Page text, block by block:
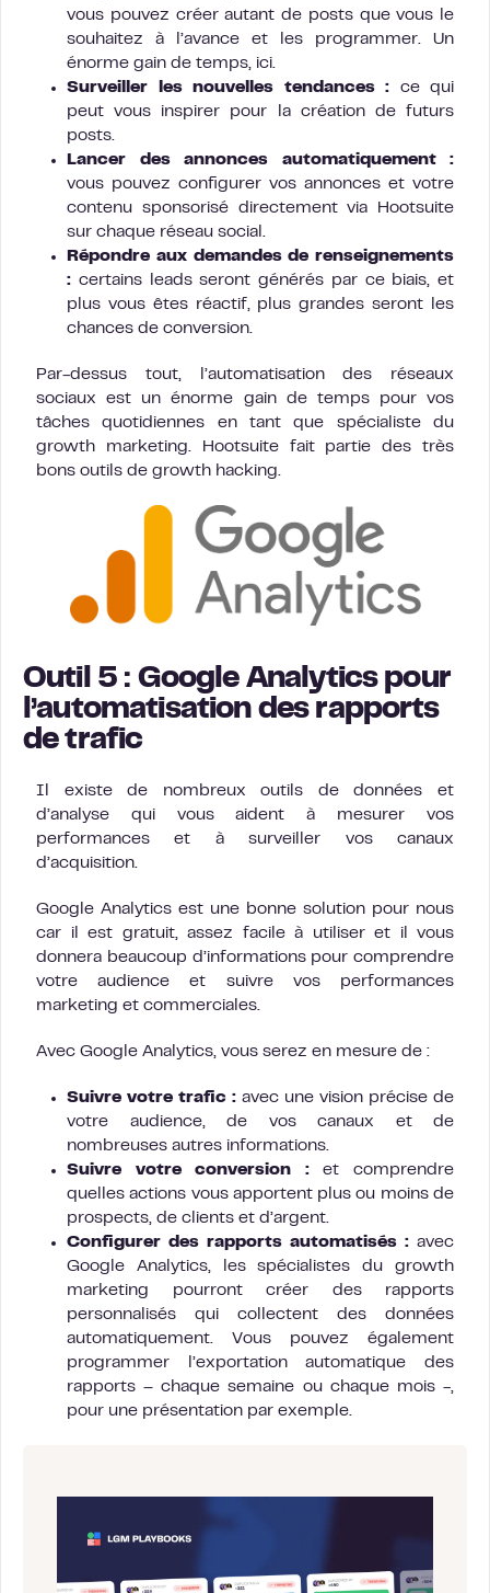
vous pouvez créer autant de posts que vous le
souhaitez à l’avance et les programmer. Un
énorme gain de temps, ici.
Surveiller les nouvelles tendances : ce qui
peut vous inspirer pour la création de futurs
posts.
Lancer des annonces automatiquement :
vous pouvez configurer vos annonces et votre
contenu sponsorisé directement via Hootsuite
sur chaque réseau social.
Répondre aux demandes de renseignements
: certains leads seront générés par ce biais, et
plus vous êtes réactif, plus grandes seront les
chances de conversion.
Par-dessus tout, l’automatisation des réseaux
sociaux est un énorme gain de temps pour vos
tâches quotidiennes en tant que spécialiste du
growth marketing. Hootsuite fait partie des très
bons outils de growth hacking.
Outil 5 : Google Analytics pour
l’automatisation des rapports
de trafic
Il existe de nombreux outils de données et
d’analyse qui vous aident à mesurer vos
performances et à surveiller vos canaux
d’acquisition.
Google Analytics est une bonne solution pour nous
car il est gratuit, assez facile à utiliser et il vous
donnera beaucoup d’informations pour comprendre
votre audience et suivre vos performances
marketing et commerciales.
Avec Google Analytics, vous serez en mesure de :
Suivre votre trafic : avec une vision précise de
votre audience, de vos canaux et de
nombreuses autres informations.
Suivre votre conversion :et comprendre
quelles actions vous apportent plus ou moins de
prospects, de clients et d’argent.
Configurer des rapports automatisés : avec
Google Analytics, les spécialistes du growth
marketing pourront créer des rapports
personnalisés qui collectent des données
automatiquement. Vous pouvez également
programmer l’exportation automatique des
rapports – chaque semaine ou chaque mois -,
pour une présentation par exemple.